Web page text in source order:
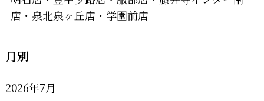
店・泉北泉ヶ丘店・学園前店
月別
2026年7月